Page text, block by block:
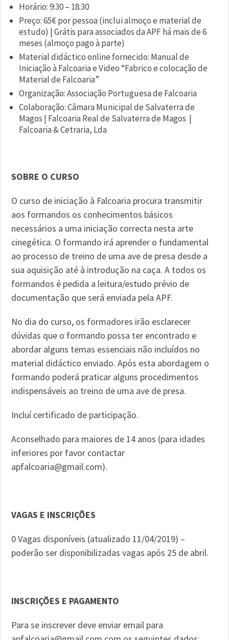
Horário: 9:30 – 18:30
Preço: 65€ por pessoa (inclui almoço e material de
estudo) | Grátis para associados da APF há mais de 6
meses (almoço pago à parte)
Material didáctico online fornecido: Manual de
Iniciação à Falcoaria e Video “Fabrico e colocação de
Material de Falcoaria”
Organização: Associação Portuguesa de Falcoaria
Colaboração: Câmara Municipal de Salvaterra de
Magos | Falcoaria Real de Salvaterra de Magos |
Falcoaria & Cetraria, Lda
SOBRE O CURSO
O curso de iniciação à Falcoaria procura transmitir
aos formandos os conhecimentos básicos
necessários a uma iniciação correcta nesta arte
cinegética. O formando irá aprender o fundamental
ao processo de treino de uma ave de presa desde a
sua aquisição até à introdução na caça. A todos os
formandos é pedida a leitura/estudo prévio de
documentação que será enviada pela APF.
No dia do curso, os formadores irão esclarecer
dúvidas que o formando possa ter encontrado e
abordar alguns temas essenciais não incluídos no
material didáctico enviado. Após esta abordagem o
formando poderá praticar alguns procedimentos
indispensáveis ao treino de uma ave de presa.
Incluí certificado de participação.
Aconselhado para maiores de 14 anos (para idades
inferiores por favor contactar
apfalcoaria@gmail.com).
VAGAS E INSCRIÇÕES
0 Vagas disponíveis (atualizado 11/04/2019) –
poderão ser disponibilizadas vagas após 25 de abril.
INSCRIÇÕES E PAGAMENTO
Para se inscrever deve enviar email para